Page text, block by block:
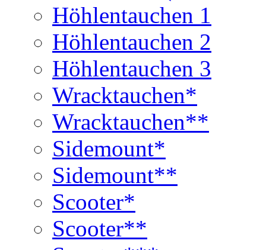
Höhlentauchen 1
Höhlentauchen 2
Höhlentauchen 3
Wracktauchen*
Wracktauchen**
Sidemount*
Sidemount**
Scooter*
Scooter**